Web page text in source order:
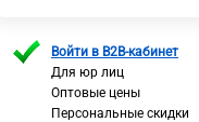
Войти в B2B-кабинет
Для юр лиц
Оптовые цены
Персональные скидки